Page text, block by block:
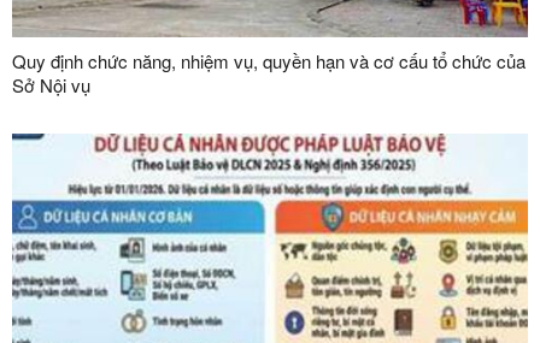
Quy định chức năng, nhiệm vụ, quyền hạn và cơ cấu tổ chức của
Sở Nội vụ